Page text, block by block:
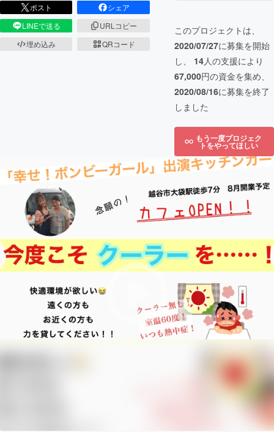
ポスト
シェア
LINEで送る
URLコピー
埋め込み
QRコード
このプロジェクトは、
2020/07/27に募集を開始
し、 14人の支援により
67,000円の資金を集め、
2020/08/16に募集を終了
しました
もう一度プロジェク
トをやってほしい